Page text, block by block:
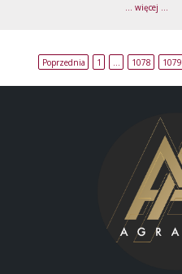
... więcej ...
Poprzednia 1 1078 1079